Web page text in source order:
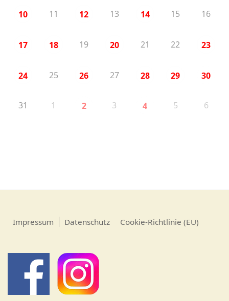
10 11 12 13 14 15 16
17 18 19 20 21 22 23
24 25 26 27 28 29 30
31 1 2 3 4 5 6
Impressum Datenschutz Cookie-Richtlinie (EU)